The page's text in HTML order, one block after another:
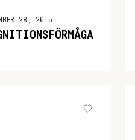
28, 2015